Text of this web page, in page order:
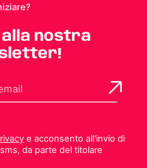
nostra
e acconsento all'invio di
da parte del titolare